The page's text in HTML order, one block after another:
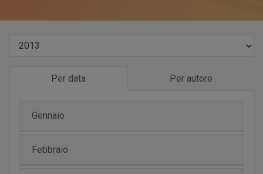
Per data Per autore
Gennaio
Febbraio